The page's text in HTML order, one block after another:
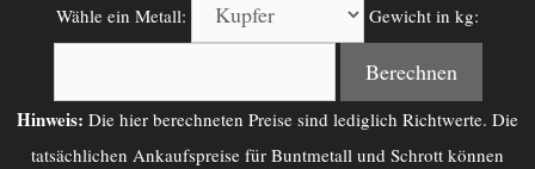
Wähle ein Metall: Gewicht in kg:
Berechnen
Hinweis: Die hier berechneten Preise sind lediglich Richtwerte. Die
tatsächlichen Ankaufspreise für Buntmetall und Schrott können